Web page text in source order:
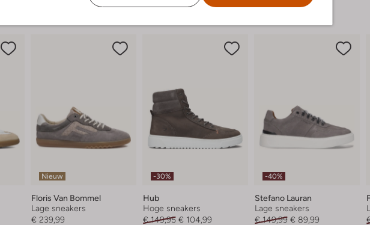
Nieuw
Floris Van Bommel
Lage sneakers
€ 239,99
-30%
Hub
Hoge sneakers
€ 149,95 € 104,99
-40%
Stefano Lauran
Lage sneakers
€ 149,99 € 89,99